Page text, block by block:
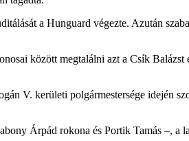
a Hunguard végezte. Azután
között megtalálni azt a Csík
V. kerületi polgármestersége idején
Árpád rokona és Portik Tamás –, a